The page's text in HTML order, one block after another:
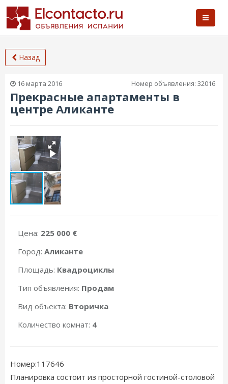
Назад
16 марта 2016 Номер объявления: 32016
Прекрасные апартаменты в
центре Аликанте
Цена: 225 000 €
Город: Аликанте
Площадь: Квадроциклы
Тип объявления: Продам
Вид объекта: Вторичка
Количество комнат: 4
Номер:117646
Планировка состоит из просторной гостиной-столовой